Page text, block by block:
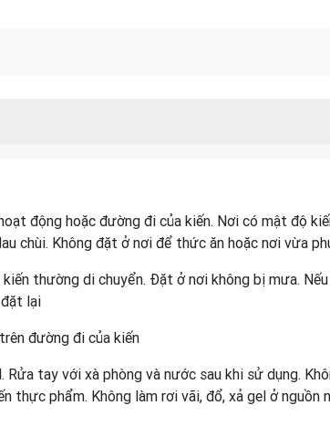
động hoặc đường đi của kiến. Nơi có mật độ
chùi. Không đặt ở nơi để thức ăn hoặc nơi vừa
thường di chuyển. Đặt ở nơi không bị mưa.
lại
đường đi của kiến
tay với xà phòng và nước sau khi sử dụng.
thực phẩm. Không làm rơi vãi, đổ, xả gel ở